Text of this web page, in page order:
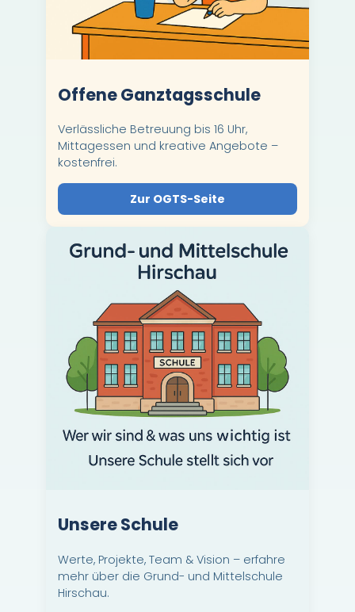
Offene Ganztagsschule
Verlässliche Betreuung bis 16 Uhr,
Mittagessen und kreative Angebote –
kostenfrei.
Zur OGTS-Seite
Unsere Schule
Werte, Projekte, Team & Vision – erfahre
mehr über die Grund- und Mittelschule
Hirschau.